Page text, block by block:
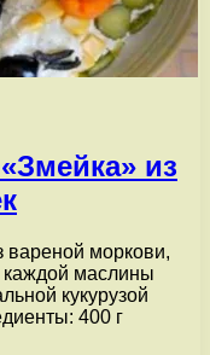
из
вареной моркови,
каждой маслины
кукурузой
400 г